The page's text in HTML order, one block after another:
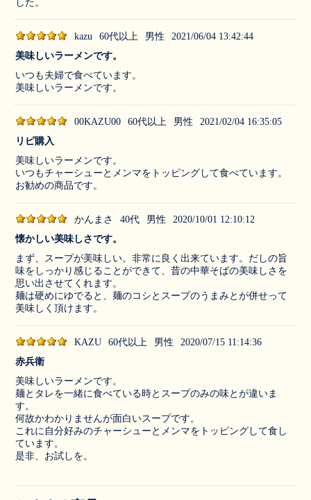
した。
kazu 60代以上 男性
2021/06/04 13:42:44
美味しいラーメンです。
いつも夫婦で食べています。
美味しいラーメンです。
00KAZU00 60代以上 男性
2021/02/04 16:35:05
リピ購入
美味しいラーメンです。
いつもチャーシューとメンマをトッピングして食べています。
お勧めの商品です。
かんまさ 40代 男性
2020/10/01 12:10:12
懐かしい美味しさです。
まず、スープが美味しい。非常に良く出来ています。だしの旨
味をしっかり感じることができて、昔の中華そばの美味しさを
思い出させてくれます。
麺は硬めにゆでると、麺のコシとスープのうまみとが併せって
美味しく頂けます。
KAZU 60代以上 男性
2020/07/15 11:14:36
赤兵衛
美味しいラーメンです。
麺とタレを一緒に食べている時とスープのみの味とが違いま
す。
何故かわかりませんが面白いスープです。
これに自分好みのチャーシューとメンマをトッピングして食し
ています。
是非、お試しを。